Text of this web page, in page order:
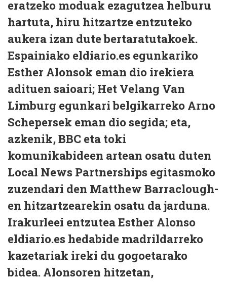
eratzeko moduak ezagutzea helburu
hartuta, hiru hitzartze entzuteko
aukera izan dute bertaratutakoek.
Espainiako eldiario.es egunkariko
Esther Alonsok eman dio irekiera
adituen saioari; Het Velang Van
Limburg egunkari belgikarreko Arno
Schepersek eman dio segida; eta,
azkenik, BBC eta toki
komunikabideen artean osatu duten
Local News Partnerships egitasmoko
zuzendari den Matthew Barraclough-
en hitzartzearekin osatu da jarduna.
Irakurleei entzutea Esther Alonso
eldiario.es hedabide madrildarreko
kazetariak ireki du gogoetarako
bidea. Alonsoren hitzetan,